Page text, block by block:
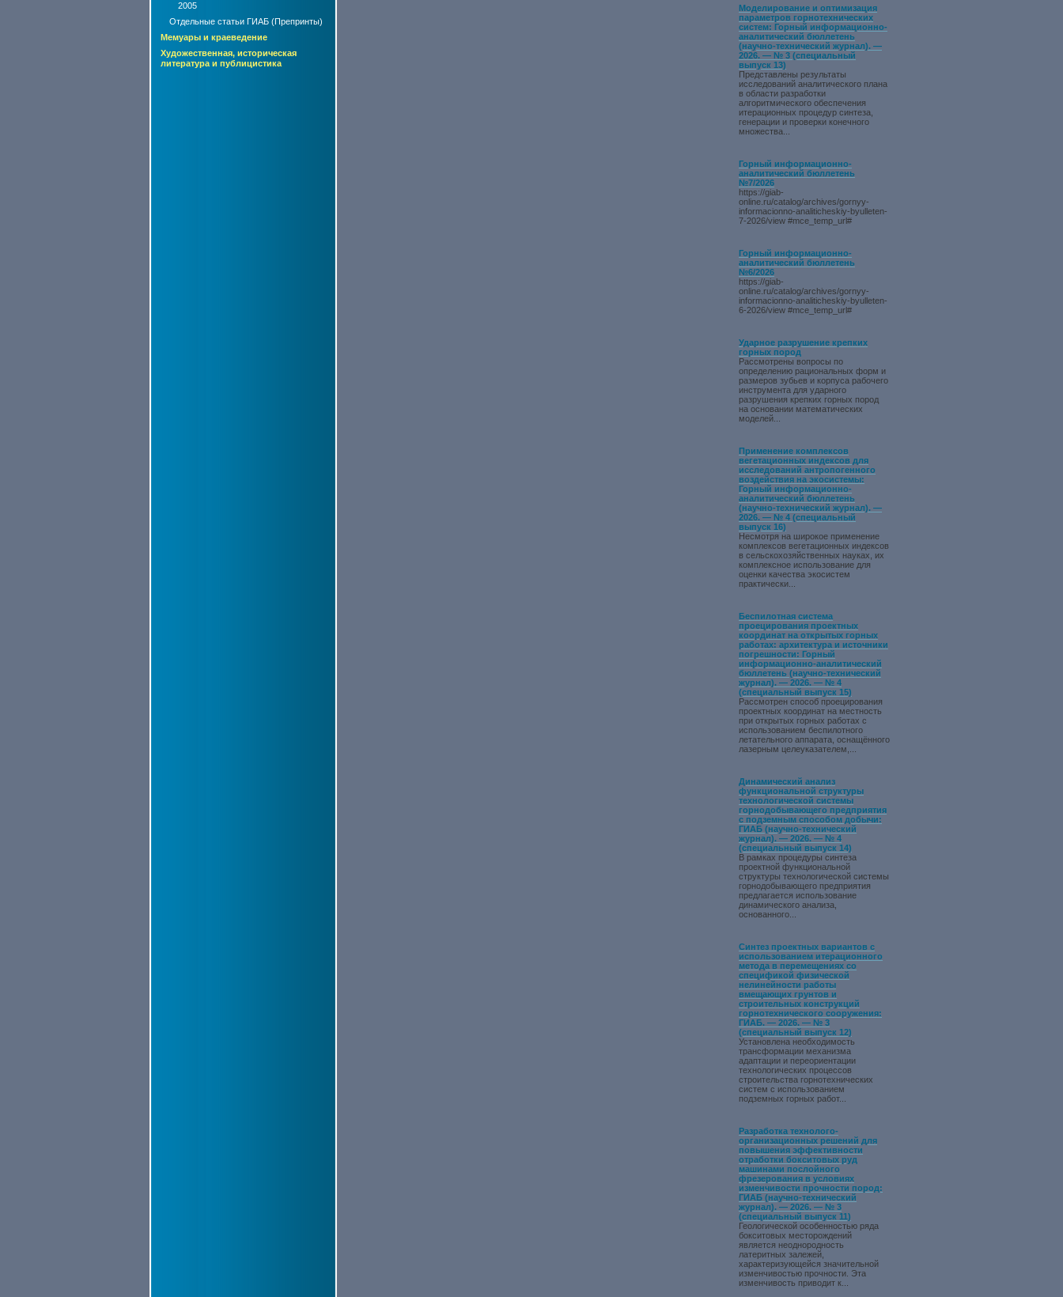
2005
Отдельные статьи ГИАБ (Препринты)
Мемуары и краеведение
Художественная, историческая
литература и публицистика
Моделирование и оптимизация
параметров горнотехнических
систем: Горный информационно-
аналитический бюллетень
(научно-технический журнал). —
2026. — № 3 (специальный
выпуск 13)
Представлены результаты
исследований аналитического плана
в области разработки
алгоритмического обеспечения
итерационных процедур синтеза,
генерации и проверки конечного
множества...
Горный информационно-
аналитический бюллетень
№7/2026
https://giab-
online.ru/catalog/archives/gornyy-
informacionno-analiticheskiy-byulleten-
7-2026/view #mce_temp_url#
Горный информационно-
аналитический бюллетень
№6/2026
https://giab-
online.ru/catalog/archives/gornyy-
informacionno-analiticheskiy-byulleten-
6-2026/view #mce_temp_url#
Ударное разрушение крепких
горных пород
Рассмотрены вопросы по
определению рациональных форм и
размеров зубьев и корпуса рабочего
инструмента для ударного
разрушения крепких горных пород
на основании математических
моделей...
Применение комплексов
вегетационных индексов для
исследований антропогенного
воздействия на экосистемы:
Горный информационно-
аналитический бюллетень
(научно-технический журнал). —
2026. — № 4 (специальный
выпуск 16)
Несмотря на широкое применение
комплексов вегетационных индексов
в сельскохозяйственных науках, их
комплексное использование для
оценки качества экосистем
практически...
Беспилотная система
проецирования проектных
координат на открытых горных
работах: архитектура и источники
погрешности: Горный
информационно-аналитический
бюллетень (научно-технический
журнал). — 2026. — № 4
(специальный выпуск 15)
Рассмотрен способ проецирования
проектных координат на местность
при открытых горных работах с
использованием беспилотного
летательного аппарата, оснащённого
лазерным целеуказателем,...
Динамический анализ
функциональной структуры
технологической системы
горнодобывающего предприятия
с подземным способом добычи:
ГИАБ (научно-технический
журнал). — 2026. — № 4
(специальный выпуск 14)
В рамках процедуры синтеза
проектной функциональной
структуры технологической системы
горнодобывающего предприятия
предлагается использование
динамического анализа,
основанного...
Синтез проектных вариантов с
использованием итерационного
метода в перемещениях со
спецификой физической
нелинейности работы
вмещающих грунтов и
строительных конструкций
горнотехнического сооружения:
ГИАБ. — 2026. — № 3
(специальный выпуск 12)
Установлена необходимость
трансформации механизма
адаптации и переориентации
технологических процессов
строительства горнотехнических
систем с использованием
подземных горных работ...
Разработка технолого-
организационных решений для
повышения эффективности
отработки бокситовых руд
машинами послойного
фрезерования в условиях
изменчивости прочности пород:
ГИАБ (научно-технический
журнал). — 2026. — № 3
(специальный выпуск 11)
Геологической особенностью ряда
бокситовых месторождений
является неоднородность
латеритных залежей,
характеризующейся значительной
изменчивостью прочности. Эта
изменчивость приводит к...